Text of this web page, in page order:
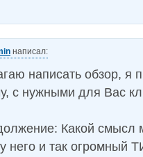
написал:
написать обзор, я
с нужными для Вас
Какой смысл
него и так огромный